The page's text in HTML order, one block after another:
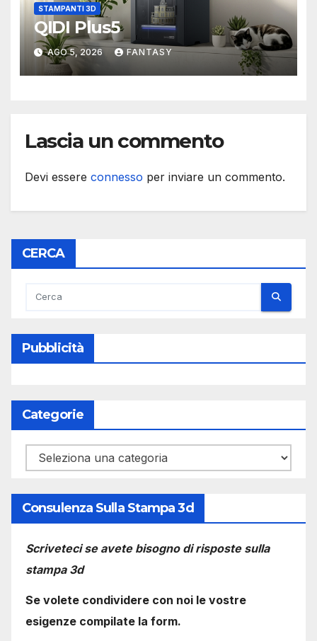
STAMPANTI 3D
QIDI Plus5
AGO 5, 2026 FANTASY
Lascia un commento
Devi essere connesso per inviare un commento.
CERCA
Pubblicità
Categorie
Categorie
Consulenza Sulla Stampa 3d
Scriveteci se avete bisogno di risposte sulla
stampa 3d
Se volete condividere con noi le vostre
esigenze compilate la form.